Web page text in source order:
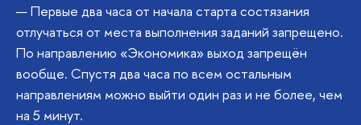
Первые два часа от начала старта состязания
отлучаться от места выполнения заданий запрещено.
По направлению «Экономика» выход запрещён
вообще. Спустя два часа по всем остальным
направлениям можно выйти один раз и не более, чем
на 5 минут.